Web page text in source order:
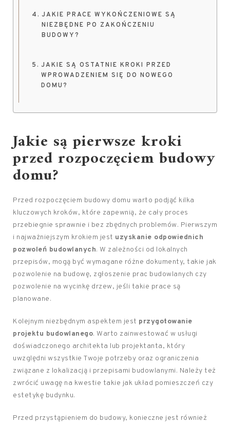
JAKIE PRACE WYKOŃCZENIOWE SĄ
NIEZBĘDNE PO ZAKOŃCZENIU
BUDOWY?
JAKIE SĄ OSTATNIE KROKI PRZED
WPROWADZENIEM SIĘ DO NOWEGO
DOMU?
Jakie są pierwsze kroki
przed rozpoczęciem budowy
domu?
Przed rozpoczęciem budowy domu warto podjąć kilka
kluczowych kroków, które zapewnią, że cały proces
przebiegnie sprawnie i bez zbędnych problemów. Pierwszym
i najważniejszym krokiem jest uzyskanie odpowiednich
pozwoleń budowlanych. W zależności od lokalnych
przepisów, mogą być wymagane różne dokumenty, takie jak
pozwolenie na budowę, zgłoszenie prac budowlanych czy
pozwolenie na wycinkę drzew, jeśli takie prace są
planowane.
Kolejnym niezbędnym aspektem jest przygotowanie
projektu budowlanego. Warto zainwestować w usługi
doświadczonego architekta lub projektanta, który
uwzględni wszystkie Twoje potrzeby oraz ograniczenia
związane z lokalizacją i przepisami budowlanymi. Należy też
zwrócić uwagę na kwestie takie jak układ pomieszczeń czy
estetykę budynku.
Przed przystąpieniem do budowy, konieczne jest również